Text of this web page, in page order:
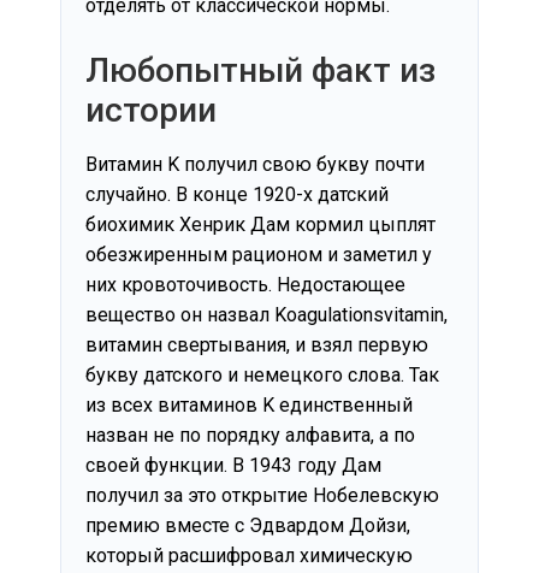
отделять от классической нормы.
Любопытный факт из
истории
Витамин K получил свою букву почти
случайно. В конце 1920-х датский
биохимик Хенрик Дам кормил цыплят
обезжиренным рационом и заметил у
них кровоточивость. Недостающее
вещество он назвал Koagulationsvitamin,
витамин свертывания, и взял первую
букву датского и немецкого слова. Так
из всех витаминов K единственный
назван не по порядку алфавита, а по
своей функции. В 1943 году Дам
получил за это открытие Нобелевскую
премию вместе с Эдвардом Дойзи,
который расшифровал химическую